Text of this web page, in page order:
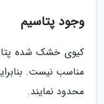
وجود پتاسیم
کیوی خشک شده
مناسب نیست.
محدود نمایند.